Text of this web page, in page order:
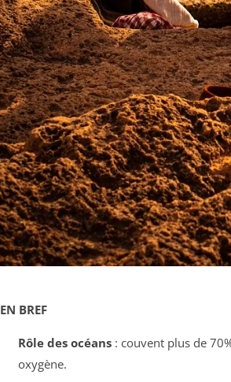
EN BREF
Rôle des océans: couvent plus de
oxygène.